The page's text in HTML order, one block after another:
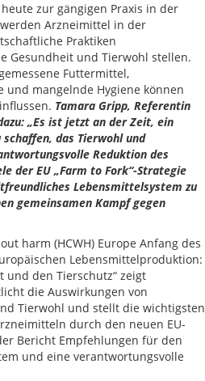
zur gängigen Praxis in der
Arzneimittel in der
Praktiken
Gesundheit und Tierwohl stellen.
Futtermittel,
und mangelnde Hygiene können
Tamara Gripp, Referentin
„Es ist jetzt an der Zeit, ein
das Tierwohl und
Reduktion des
der EU „Farm to Fork“-Strategie
Lebensmittelsystem zu
gemeinsamen Kampf gegen
harm (HCWH) Europe Anfang des
Lebensmittelproduktion:
den Tierschutz“ zeigt
die Auswirkungen von
Tierwohl und stellt die wichtigsten
durch den neuen EU-
Bericht Empfehlungen für den
und eine verantwortungsvolle